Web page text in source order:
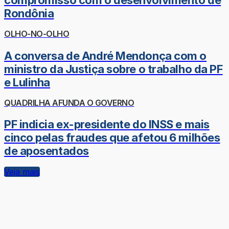
Rondônia
OLHO-NO-OLHO
A conversa de André Mendonça com o
ministro da Justiça sobre o trabalho da PF
e Lulinha
QUADRILHA AFUNDA O GOVERNO
PF indicia ex-presidente do INSS e mais
cinco pelas fraudes que afetou 6 milhões
de aposentados
Veja mais